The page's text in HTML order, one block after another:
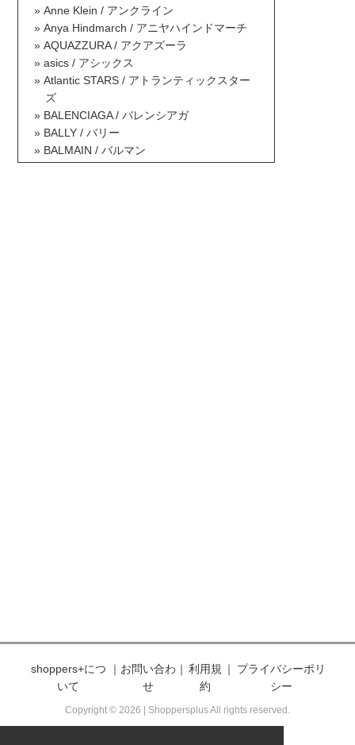
Anne Klein / アンクライン
Anya Hindmarch / アニヤハインドマーチ
AQUAZZURA / アクアズーラ
asics / アシックス
Atlantic STARS / アトランティックスター
ズ
BALENCIAGA / バレンシアガ
BALLY / バリー
BALMAIN / バルマン
Charlotte Olympia / シャーロットオリンピ
Chi Chi London / チチロンドン
Chiara Ferragni / キアラフェラーニ
Chloe / クロエ
Christian Louboutin / クリスチャンルブタ
shoppers+につ
いて
｜ お問い合わ
せ
｜ 利用規
約
｜
プライバシーポリ
シー
Copyright © 2026 | Shoppersplus All rights reserved.